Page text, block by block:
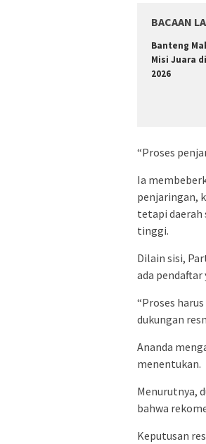
BACAAN
Banteng
Misi Juara
2026
“Proses
Ia
penjaringan,
tetapi daerah
tinggi.
Dilain sisi,
ada
“Proses
dukungan
Ananda
menentukan.
Menurutnya,
bahwa
Keputusan